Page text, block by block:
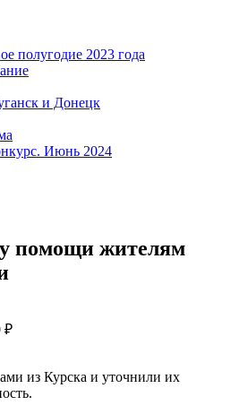
полугодие 2023 года
и Донецк
Июнь 2024
помощи жителям
₽
из Курска и уточнили их